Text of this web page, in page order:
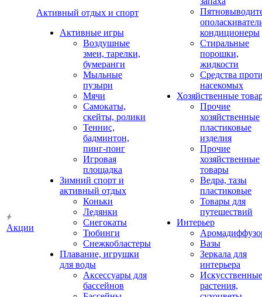
Акции
Активный отдых и спорт
Активные игры
Воздушные
змеи, тарелки,
бумеранги
Мыльные
пузыри
Мячи
Самокаты,
скейты, ролики
Теннис,
бадминтон,
пинг-понг
Игровая
площадка
Зимний спорт и
активный отдых
Коньки
Ледянки
Снегокаты
Тюбинги
Снежкобластеры
Плавание, игрушки
для воды
Аксессуары для
бассейнов
кондиционеры
Стиральные
порошки,
жидкости
Средства
насекомых
Хозяйственные
Прочие
хозяйственные
пластиковые
изделия
Прочие
хозяйственные
товары
Ведра, тазы
пластиковые
Товары для
путешествий
Интерьер
Вазы
Зеркала для
интерьера
Искусственные
растения,